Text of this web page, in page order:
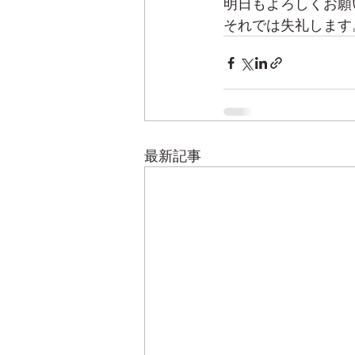
それでは失礼します
最新記事